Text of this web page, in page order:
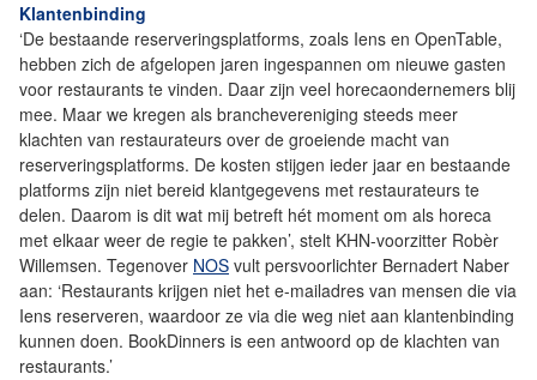
Klantenbinding
‘De bestaande reserveringsplatforms, zoals Iens en OpenTable,
hebben zich de afgelopen jaren ingespannen om nieuwe gasten
voor restaurants te vinden. Daar zijn veel horecaondernemers blij
mee. Maar we kregen als branchevereniging steeds meer
klachten van restaurateurs over de groeiende macht van
reserveringsplatforms. De kosten stijgen ieder jaar en bestaande
platforms zijn niet bereid klantgegevens met restaurateurs te
delen. Daarom is dit wat mij betreft hét moment om als horeca
met elkaar weer de regie te pakken’, stelt KHN-voorzitter Robèr
Willemsen. Tegenover NOS vult persvoorlichter Bernadert Naber
aan: ‘Restaurants krijgen niet het e-mailadres van mensen die via
Iens reserveren, waardoor ze via die weg niet aan klantenbinding
kunnen doen. BookDinners is een antwoord op de klachten van
restaurants.’